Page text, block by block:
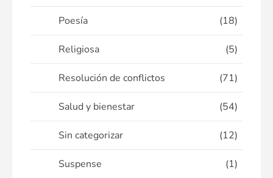
Poesía (18)
Religiosa (5)
Resolución de conflictos (71)
Salud y bienestar (54)
Sin categorizar (12)
Suspense (1)